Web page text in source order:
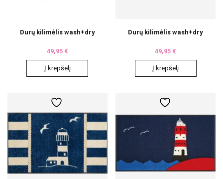
Durų kilimėlis wash+dry
49,95 €
Į krepšelį
Durų kilimėlis wash+dry
49,95 €
Į krepšelį